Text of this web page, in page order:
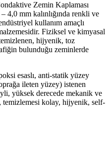
Zemin Kaplaması
4,0 mm kalınlığında renkli ve
kullanım amaçlı
Fiziksel ve kimyasal
hijyenik, toz
bulunduğu zeminlerde
esaslı, anti-statik yüzey
ileten yüzey) istenen
yüksek derecede mekanik ve
temizlemesi kolay, hijyenik, self-